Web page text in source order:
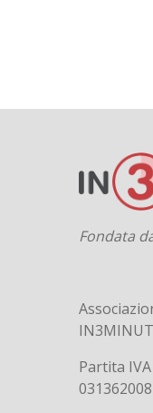
Fondata
Partita IVA